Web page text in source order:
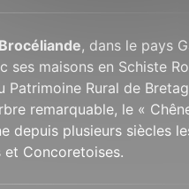
, dans le pays
ses maisons en Schiste
Patrimoine Rural de
remarquable, le «
depuis plusieurs siècles
Concoretoises.